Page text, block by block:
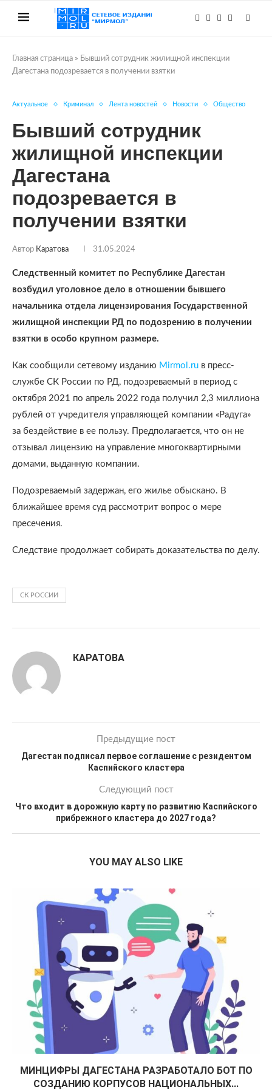
Главная страница » Бывший сотрудник жилищной инспекции
Дагестана подозревается в получении взятки
Актуальное Криминал Лента новостей Новости Общество
Бывший сотрудник
жилищной инспекции
Дагестана
подозревается в
получении взятки
Автор Каратова 31.05.2024
Следственный комитет по Республике Дагестан
возбудил уголовное дело в отношении бывшего
начальника отдела лицензирования Государственной
жилищной инспекции РД по подозрению в получении
взятки в особо крупном размере.
Как сообщили сетевому изданию Mirmol.ru в пресс-
службе СК России по РД, подозреваемый в период с
октября 2021 по апрель 2022 года получил 2,3 миллиона
рублей от учредителя управляющей компании «Радуга»
за бездействие в ее пользу. Предполагается, что он не
отзывал лицензию на управление многоквартирными
домами, выданную компании.
Подозреваемый задержан, его жилье обыскано. В
ближайшее время суд рассмотрит вопрос о мере
пресечения.
Следствие продолжает собирать доказательства по делу.
СК РОССИИ
КАРАТОВА
Предыдущие пост
Дагестан подписал первое соглашение с резидентом
Каспийского кластера
Следующий пост
Что входит в дорожную карту по развитию Каспийского
прибрежного кластера до 2027 года?
YOU MAY ALSO LIKE
МИНЦИФРЫ ДАГЕСТАНА РАЗРАБОТАЛО БОТ ПО
СОЗДАНИЮ КОРПУСОВ НАЦИОНАЛЬНЫХ...